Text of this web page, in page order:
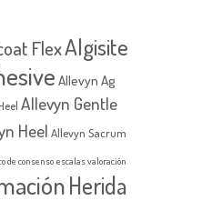
FlexAlgisite
Allevyn Ag
Allevyn Gentle
Heel Allevyn Sacrum
de consenso escalas valoración
Herida